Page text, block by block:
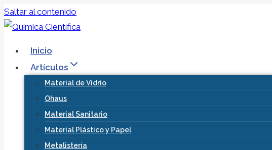
Saltar al contenido
Inicio
Artículos
Material de Vidrio
Ohaus
Material Sanitario
Material Plástico y Papel
Metalistería